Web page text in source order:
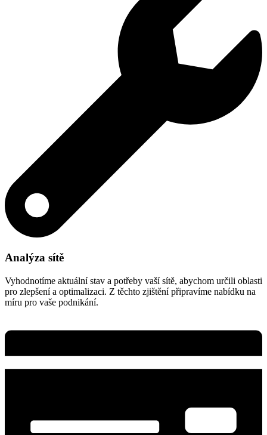
Analýza sítě
Vyhodnotíme aktuální stav a potřeby vaší sítě, abychom určili oblasti
pro zlepšení a optimalizaci. Z těchto zjištění připravíme nabídku na
míru pro vaše podnikání.